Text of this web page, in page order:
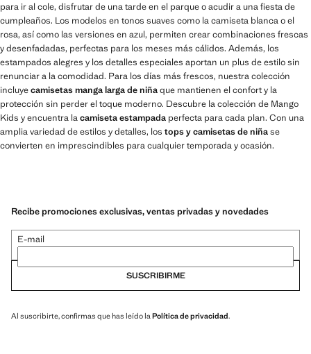
para ir al cole, disfrutar de una tarde en el parque o acudir a una fiesta de
cumpleaños. Los modelos en tonos suaves como la camiseta blanca o el
rosa, así como las versiones en azul, permiten crear combinaciones frescas
y desenfadadas, perfectas para los meses más cálidos. Además, los
estampados alegres y los detalles especiales aportan un plus de estilo sin
renunciar a la comodidad. Para los días más frescos, nuestra colección
incluyecamisetas manga larga de niñaque mantienen el confort y la
protección sin perder el toque moderno. Descubre la colección de Mango
Kids y encuentra lacamiseta estampada perfecta para cada plan. Con una
amplia variedad de estilos y detalles, los tops y camisetas de niñase
convierten en imprescindibles para cualquier temporada y ocasión.
Recibe promociones exclusivas, ventas privadas y novedades
E-mail
SUSCRIBIRME
Al suscribirte, confirmas que has leído la Política de privacidad.